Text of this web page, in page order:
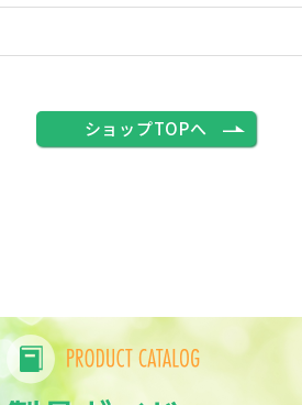
ショップTOPへ